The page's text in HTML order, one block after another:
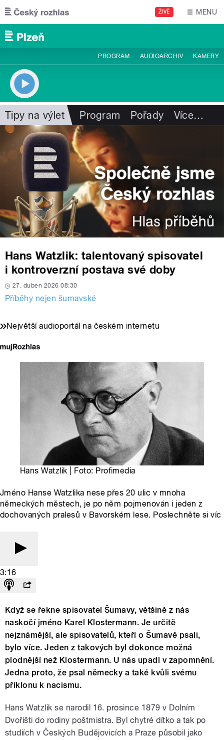
Přejít k hlavnímu obsahu
ŽIVĚ MENU
PROGRAM AUDIOARCHIV KAMERY
Tipy na výlet Program Pořady Více…
Hans Watzlik: talentovaný spisovatel
i kontroverzní postava své doby
27. duben 2026 08:30
Příběhy nejen šumavské
Největší audioportál na českém internetu
Hans Watzlik | Foto: Profimedia
Jméno Hanse Watzlika nese přes 20 ulic v mnoha
německých městech, je po něm pojmenován i jeden z
dochovaných pralesů v Bavorském lese. Poslechněte si víc
3:16
Když se řekne spisovatel Šumavy, většině z nás
naskočí jméno Karel Klostermann. Je určitě
nejznámější, ale spisovatelů, kteří o Šumavě psali,
bylo více. Jeden z takových byl dokonce možná
plodnější než Klostermann. U nás upadl v zapomnění.
Jedna proto, že psal německy a také kvůli svému
příklonu k nacismu.
Hans Watzlik se narodil 16. prosince 1879 v Dolním
Dvořišti do rodiny poštmistra. Byl chytré dítko a tak po
studiích v Českých Budějovicích a Praze působil jako